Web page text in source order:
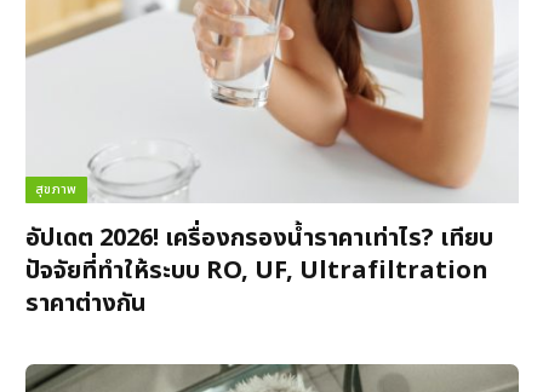
สุขภาพ
อัปเดต 2026! เครื่องกรองน้ำราคาเท่าไร? เทียบ
ปัจจัยที่ทำให้ระบบ RO, UF, Ultrafiltration
ราคาต่างกัน